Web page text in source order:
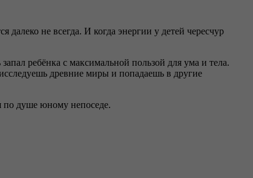
не всегда. И когда энергии у детей чересчур
ребёнка с максимальной пользой для ума и тела.
древние миры и попадаешь в другие
по душе юному непоседе.